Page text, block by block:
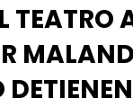
TEATRO